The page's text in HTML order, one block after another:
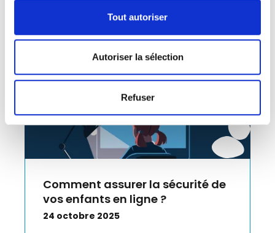
Tout autoriser
Autoriser la sélection
Refuser
Comment assurer la sécurité de
vos enfants en ligne ?
24 octobre 2025